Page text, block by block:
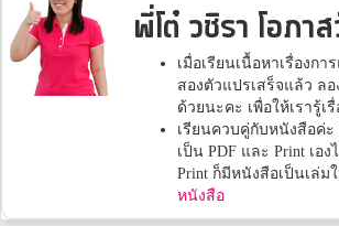
พี่โต๋ วชิรา โอภา
เมื่อเรียนเนื้อหาเรื่องก
สองตัวแปรเสร็จแล้ว ล
ด้วยนะคะ เพื่อให้เรารู้เ
เรียนควบคู่กับหนังสือค่ะ
เป็น PDF และ Print เอ
Print ก็มีหนังสือเป็นเล่ม
หนังสือ